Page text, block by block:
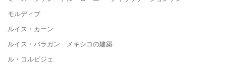
モルディブ
ルイス・カーン
ルイス・バラガン メキシコの建築
ル・コルビジェ